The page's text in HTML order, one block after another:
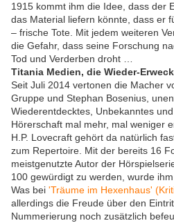
1915 kommt ihm die Idee, dass der
das Material liefern könnte, dass er
– frische Tote. Mit jedem weiteren
die Gefahr, dass seine Forschung
Tod und Verderben droht …
Titania Medien, die Wieder-
Seit Juli 2014 vertonen die Macher
Gruppe und Stephan Bosenius,
Wiederentdecktes, Unbekanntes
Hörerschaft mal mehr, mal weniger
H.P. Lovecraft gehört da natürlich
zum Repertoire. Mit der bereits 16
meistgenutzte Autor der
100 gewürdigt zu werden, wurde
Was bei 'Träume im Hexenhaus'
allerdings die Freude über den
Nummerierung noch zusätzlich